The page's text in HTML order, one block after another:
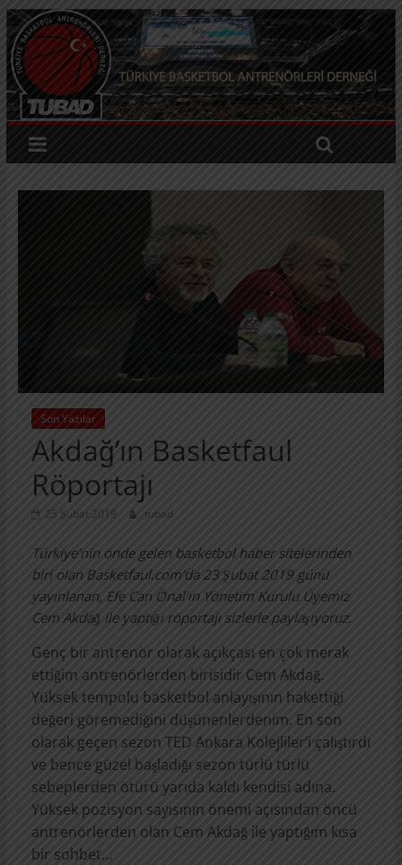
Son Yazılar
Akdağ’ın Basketfaul
Röportajı
25 Şubat 2019 tubad
Türkiye’nin önde gelen basketbol haber sitelerinden
biri olan Basketfaul.com’da 23 Şubat 2019 günü
yayınlanan, Efe Can Önal’ın Yönetim Kurulu Üyemiz
Cem Akdağ ile yaptığı röportajı sizlerle paylaşıyoruz.
Genç bir antrenör olarak açıkçası en çok merak
ettiğim antrenörlerden birisidir Cem Akdağ.
Yüksek tempolu basketbol anlayışının hakettiği
değeri göremediğini düşünenlerdenim. En son
olarak geçen sezon TED Ankara Kolejliler’i çalıştırdı
ve bence güzel başladığı sezon türlü türlü
sebeplerden ötürü yarıda kaldı kendisi adına.
Yüksek pozisyon sayısının önemi açısından öncü
antrenörlerden olan Cem Akdağ ile yaptığım kısa
bir sohbet…